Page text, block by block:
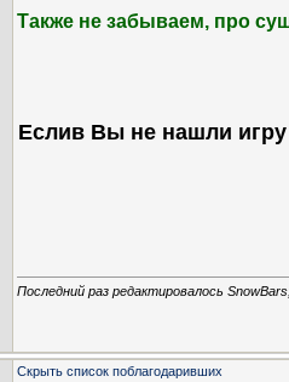
Также не забываем, про
Еслив Вы не нашли
Последний раз редактировалось
Скрыть список поблагодаривших